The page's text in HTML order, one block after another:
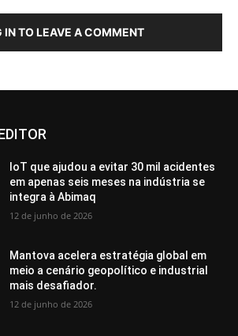
IN TO LEAVE A COMMENT
IoT que ajudou a evitar 30 mil acidentes
em apenas seis meses na indústria se
integra à Abimaq
12 de junho de 2026
Mantova acelera estratégia global em
meio a cenário geopolítico e industrial
mais desafiador.
12 de junho de 2026